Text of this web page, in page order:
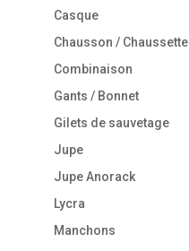
Casque
Chausson / Chaussette
Combinaison
Gants / Bonnet
Gilets de sauvetage
Jupe
Jupe Anorack
Lycra
Manchons